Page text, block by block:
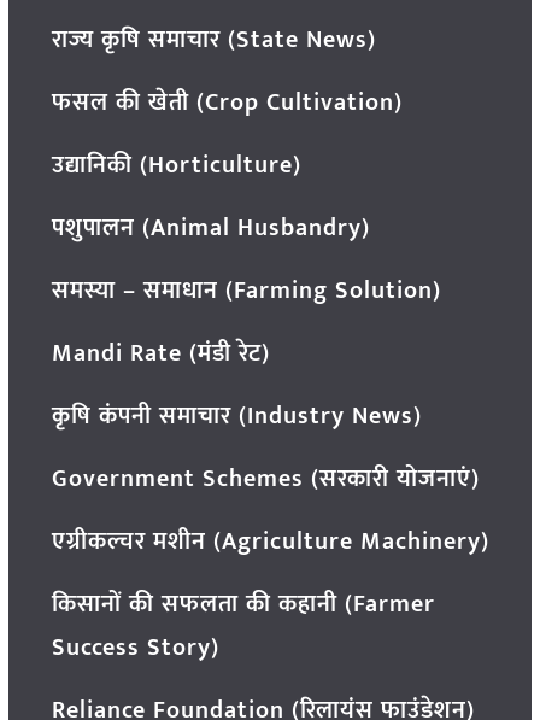
राज्य कृषि समाचार (State News)
फसल की खेती (Crop Cultivation)
उद्यानिकी (Horticulture)
पशुपालन (Animal Husbandry)
समस्या – समाधान (Farming Solution)
Mandi Rate (मंडी रेट)
कृषि कंपनी समाचार (Industry News)
Government Schemes (सरकारी योजनाएं)
एग्रीकल्चर मशीन (Agriculture Machinery)
किसानों की सफलता की कहानी (Farmer
Success Story)
Reliance Foundation (रिलायंस फाउंडेशन)